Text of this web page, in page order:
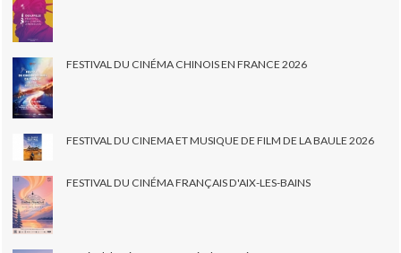
FESTIVAL DU CINÉMA CHINOIS EN FRANCE 2026
FESTIVAL DU CINEMA ET MUSIQUE DE FILM DE LA BAULE 2026
FESTIVAL DU CINÉMA FRANÇAIS D'AIX-LES-BAINS